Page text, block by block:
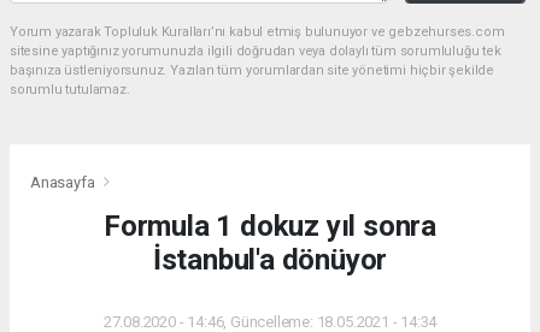
Yorum yazarak Topluluk Kuralları’nı kabul etmiş bulunuyor ve gebzehurses.com
sitesine yaptığınız yorumunuzla ilgili doğrudan veya dolaylı tüm sorumluluğu tek
başınıza üstleniyorsunuz. Yazılan tüm yorumlardan site yönetimi hiçbir şekilde
sorumlu tutulamaz.
Anasayfa
Formula 1 dokuz yıl sonra
İstanbul'a dönüyor
27.08.2020 - 14:46, Güncelleme: 18.05.2021 - 14:34